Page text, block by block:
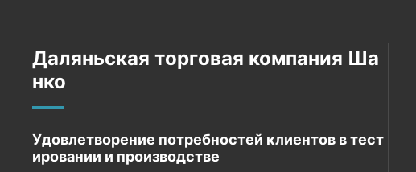
Даляньская торговая компания Ша
нко
Удовлетворение потребностей клиентов в тест
ировании и производстве